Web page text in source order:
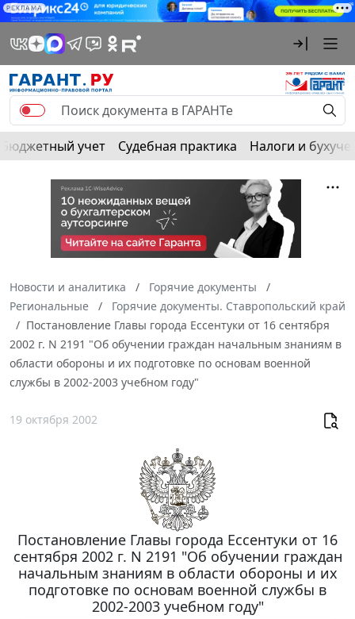
РЕКЛАМА
Бюджетный учет Судебная практика Налоги и
Новости и аналитика
Горячие документы
Региональные
Горячие документы. Ставропольский край
Постановление Главы города Ессентуки от 16 сентября
2002 г. N 2191 "Об обучении граждан начальным знаниям в
области обороны и их подготовке по основам военной
службы в 2002-2003 учебном году"
19 октября 2002
Постановление Главы города Ессентуки от 16
сентября 2002 г. N 2191 "Об обучении граждан
начальным знаниям в области обороны и их
подготовке по основам военной службы в
2002-2003 учебном году"